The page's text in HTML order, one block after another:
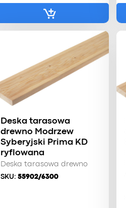
Deska tarasowa
drewno Modrzew
Syberyjski Prima KD
ryflowana
Deska tarasowa drewno
SKU: 55902/6300